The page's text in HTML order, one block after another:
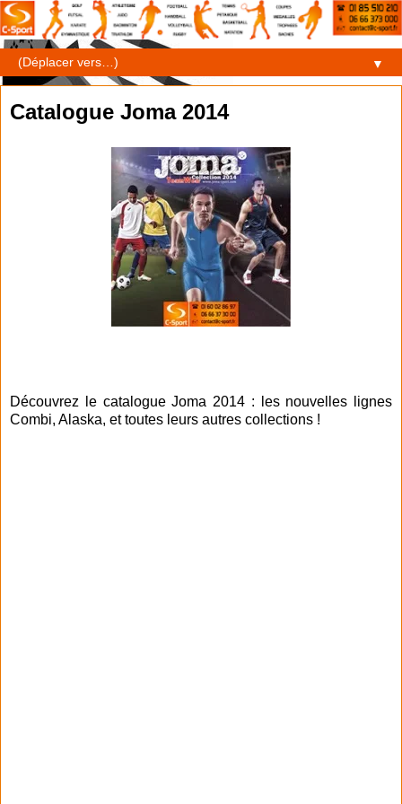
▼
Catalogue Joma 2014
Découvrez le catalogue Joma 2014 : les nouvelles lignes
Combi, Alaska, et toutes leurs autres collections !